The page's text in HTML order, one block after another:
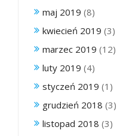
maj 2019 (8)
kwiecień 2019 (3)
marzec 2019 (12)
luty 2019 (4)
styczeń 2019 (1)
grudzień 2018 (3)
listopad 2018 (3)